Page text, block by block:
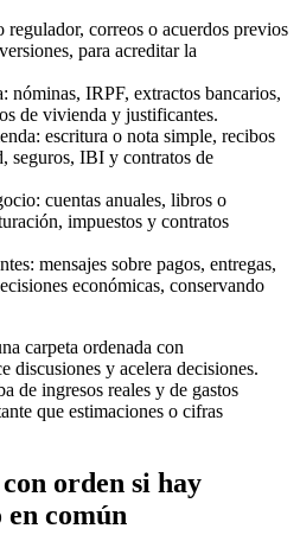
correos o acuerdos previos
para acreditar la
nóminas, IRPF, extractos bancarios,
de vivienda y justificantes.
escritura o nota simple, recibos
seguros, IBI y contratos de
cuentas anuales, libros o
impuestos y contratos
mensajes sobre pagos, entregas,
económicas, conservando
carpeta ordenada con
discusiones y acelera decisiones.
de ingresos reales y de gastos
que estimaciones o cifras
orden si hay
común